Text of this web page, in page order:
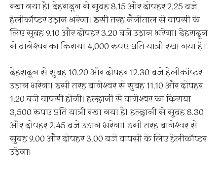
रखा गया है। देहरादून से सुबह 8.15 और दोपहर 2.25 बजे
हेलीकॉप्टर उड़ान भरेगा। इसी तरह नैनीताल से वापसी के
लिए सुबह 9.10 और दोपहर 3.20 बजे उड़ान भरेगा। देहरादून
से बागेश्वर का किराया 4,000 रुपए प्रति यात्री रखा गया है।
देहरादून से सुबह 10.20 और दोपहर 12.30 बजे हेलीकॉप्टर
उड़ान भरेगा। इसी तरह बागेश्वर से सुबह 11.10 और दोपहर
1.20 बजे वापसी होगी। हल्द्वानी से बागेश्वर का किराया
3,500 रुपए प्रति यात्री रखा गया है। हल्द्वानी से सुबह 8.30
और दोपहर 2.45 बजे उड़ान भरेगा। इसी तरह बागेश्वर से
सुबह 9.00 और दोपहर 3.00 बजे वापसी के लिए हेलीकॉप्टर
उड़ेगा।